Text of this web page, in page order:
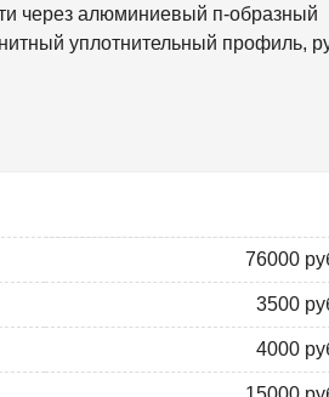
через алюминиевый п-образный
уплотнительный профиль,
76000
3500
4000